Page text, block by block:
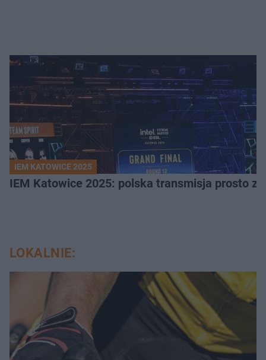
IEM KATOWICE 2025
IEM Katowice 2025: polska transmisja prosto
LOKALNIE: